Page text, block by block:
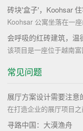
砖块'盒子'，Koohsar
会呼吸的红砖建筑，温
常见问题
展厅方案设计需要注意
寻路中国：大漠渔舟